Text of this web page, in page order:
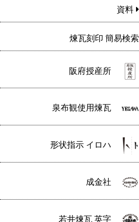
資料
煉瓦刻印 簡易検索
阪府授産所
泉布観使用煉瓦
形状指示 イロハ
成金社
若井煉瓦 英字